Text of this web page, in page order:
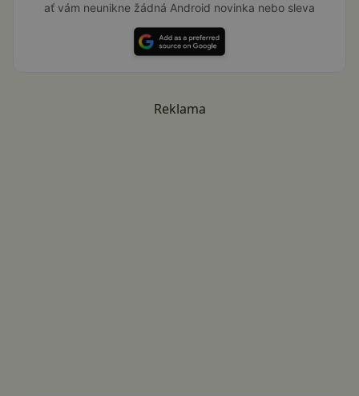
ať vám neunikne žádná Android novinka nebo sleva
Reklama